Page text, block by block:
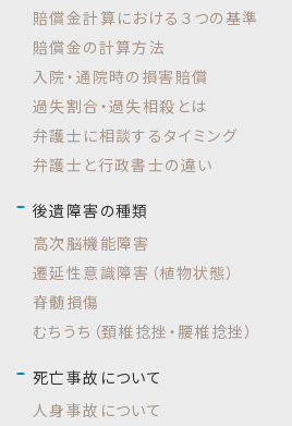
賠償金計算における３つの基準
賠償金の計算方法
入院・通院時の損害賠償
過失割合・過失相殺とは
弁護士に相談するタイミング
弁護士と行政書士の違い
後遺障害の種類
高次脳機能障害
遷延性意識障害（植物状態）
脊髄損傷
むちうち（頚椎捻挫・腰椎捻挫）
死亡事故について
人身事故について